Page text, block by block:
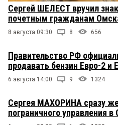
Сергей ШЕЛЕСТ вручил
почетным гражданам
8 августа 09:30 8 656
Правительство РФ
продавать бензин Евро-2 и
6 августа 14:00 9 1324
Сергея МАХОРИНА сразу
пограничного управления в